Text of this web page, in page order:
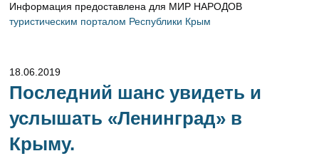
Информация предоставлена для МИР НАРОДОВ
туристическим порталом Республики Крым
18.06.2019
Последний шанс увидеть и
услышать «Ленинград» в
Крыму.